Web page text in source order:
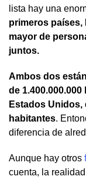
lista hay una
primeros países,
mayor de
juntos.
Ambos dos
de
Estados Unidos,
habitantes.
diferencia de
Aunque hay otros
cuenta, la